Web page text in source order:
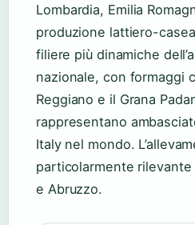
Lombardia, Emilia
produzione lattiero-
filiere più dinamiche
nazionale, con formaggi
Reggiano e il Grana
rappresentano
Italy nel mondo.
particolarmente rilevante
e Abruzzo.